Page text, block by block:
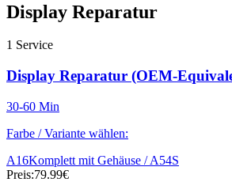
Display Reparatur
1 Service
Display Reparatur (OEM-
30-60 Min
Farbe / Variante wählen:
A16Komplett mit Gehäuse / A54S
Preis:79.99€